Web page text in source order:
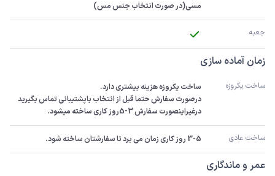
مسی(در صورت انتخاب جنس مس)
جعبه
زمان آماده سازی
ساخت یکروزه
درغیراینصورت سفارش 3-5روز کاری ساخته میشود.
ساخت عادی 3-5 روز کاری زمان می برد تا سفارشتان ساخته شود.
عمر و ماندگاری